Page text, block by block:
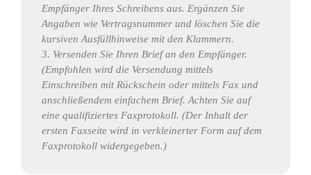
Empfänger Ihres Schreibens aus. Ergänzen Sie
Angaben wie Vertragsnummer und löschen Sie die
kursiven Ausfüllhinweise mit den Klammern.
3. Versenden Sie Ihren Brief an den Empfänger.
(Empfohlen wird die Versendung mittels
Einschreiben mit Rückschein oder mittels Fax und
anschließendem einfachem Brief. Achten Sie auf
eine qualifiziertes Faxprotokoll. (Der Inhalt der
ersten Faxseite wird in verkleinerter Form auf dem
Faxprotokoll widergegeben.)